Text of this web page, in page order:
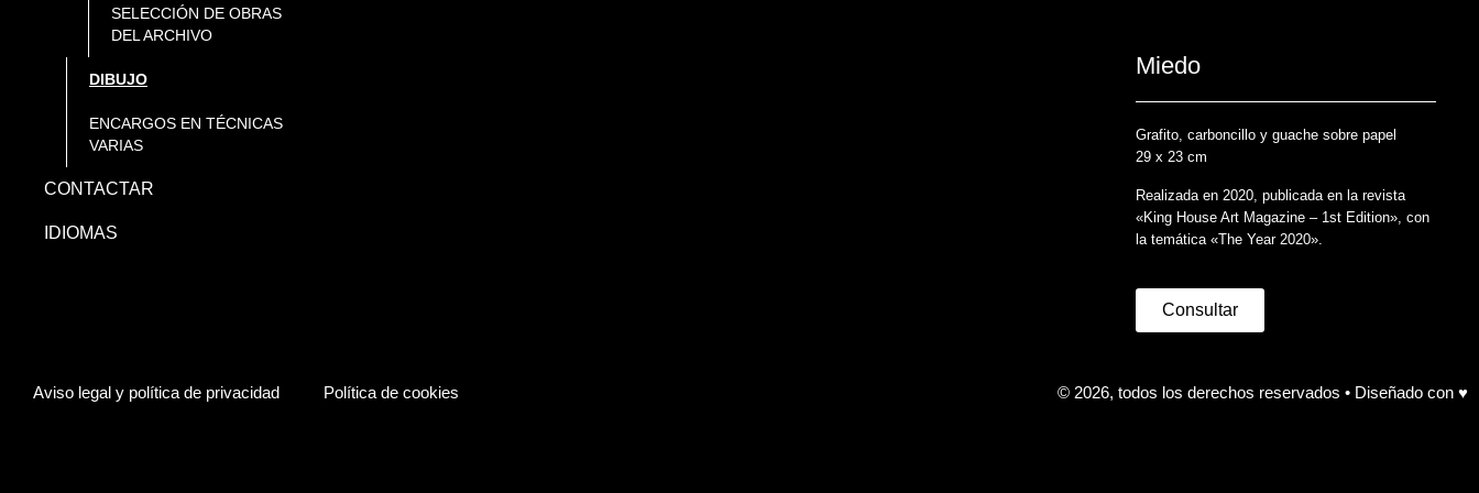
SELECCIÓN DE OBRAS
DEL ARCHIVO
DIBUJO
ENCARGOS EN TÉCNICAS
VARIAS
CONTACTAR
IDIOMAS
Miedo
Grafito, carboncillo y guache sobre papel
29 x 23 cm
Realizada en 2020, publicada en la revista
«King House Art Magazine – 1st Edition», con
la temática «The Year 2020».
Consultar
Aviso legal y política de privacidad Política de cookies © 2026, todos los derechos reservados • Diseñado con ♥